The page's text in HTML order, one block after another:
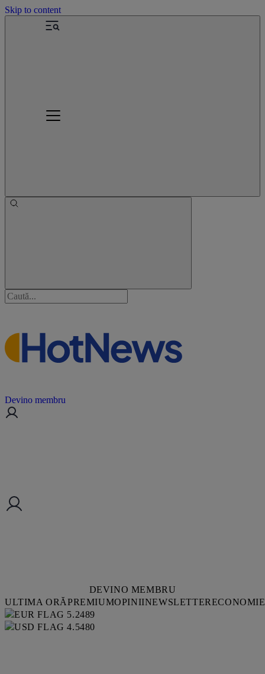
Skip to content
Devino membru
DEVINO MEMBRU
ULTIMA ORĂPREMIUMOPINIINEWSLETTERECONOMIE
5.2489
4.5480